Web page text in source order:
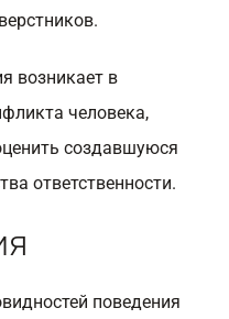
возникает в
человека,
создавшуюся
ответственности.
поведения